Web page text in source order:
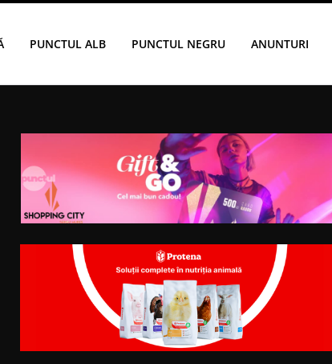
PUNCTUL ALB PUNCTUL NEGRU ANUNTURI